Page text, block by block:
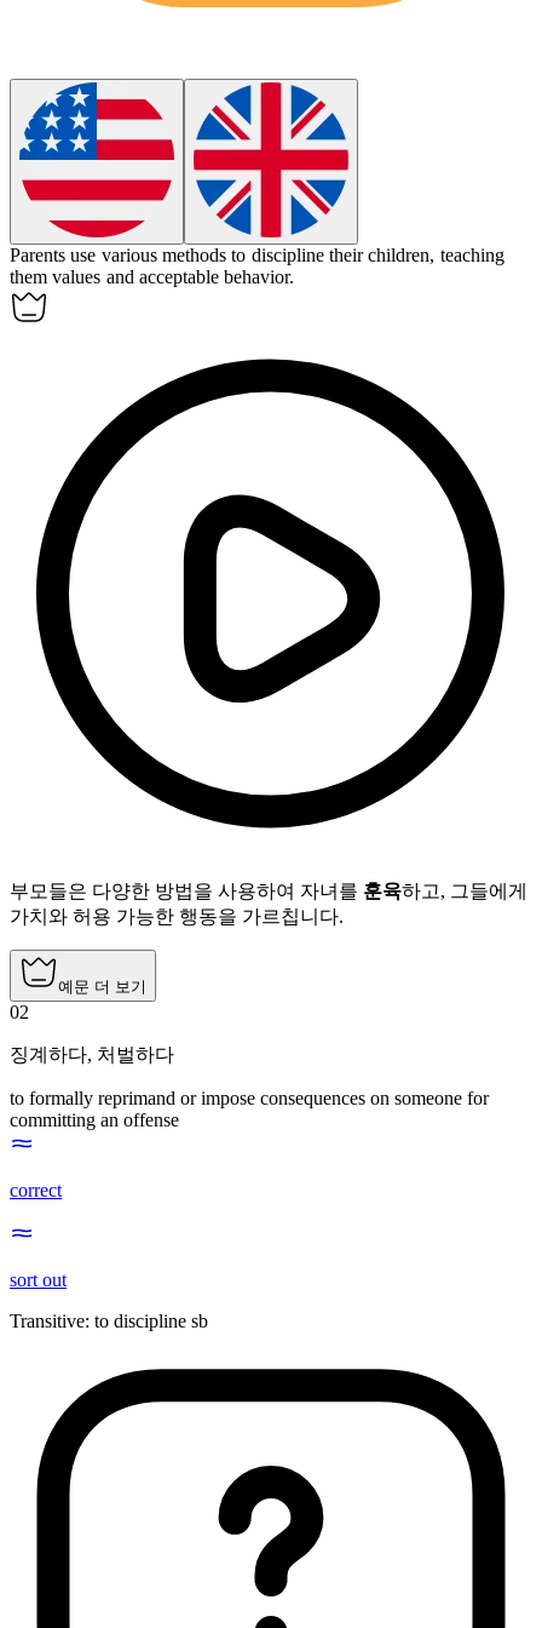
Parents use various methods to discipline their children, teaching
them values and acceptable behavior.
부모들은 다양한 방법을 사용하여 자녀를 훈육하고, 그들에게
가치와 허용 가능한 행동을 가르칩니다.
예문 더 보기
02
징계하다, 처벌하다
to formally reprimand or impose consequences on someone for
committing an offense
correct
sort out
Transitive: to discipline sb